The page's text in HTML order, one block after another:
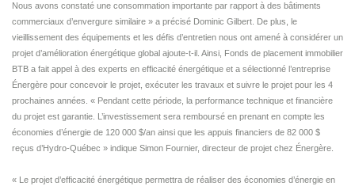
Nous avons constaté une consommation importante par rapport à des bâtiments
commerciaux d’envergure similaire » a précisé Dominic Gilbert. De plus, le
vieillissement des équipements et les défis d’entretien nous ont amené à considérer un
projet d’amélioration énergétique global ajoute-t-il. Ainsi, Fonds de placement immobilier
BTB a fait appel à des experts en efficacité énergétique et a sélectionné l’entreprise
Énergère pour concevoir le projet, exécuter les travaux et suivre le projet pour les 4
prochaines années. « Pendant cette période, la performance technique et financière
du projet est garantie. L’investissement sera remboursé en prenant en compte les
économies d’énergie de 120 000 $/an ainsi que les appuis financiers de 82 000 $
reçus d’Hydro-Québec » indique Simon Fournier, directeur de projet chez Énergère.
« Le projet d’efficacité énergétique permettra de réaliser des économies d’énergie en